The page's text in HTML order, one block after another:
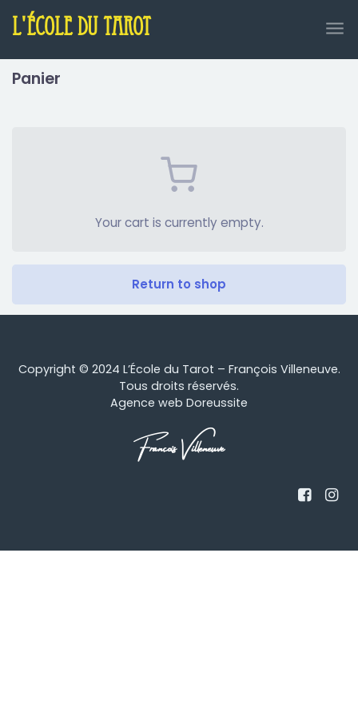
L'école du tarot
Panier
Your cart is currently empty.
Return to shop
Copyright © 2024 L’École du Tarot – François Villeneuve.
Tous droits réservés.
Agence web Doreussite
François Villeneuve